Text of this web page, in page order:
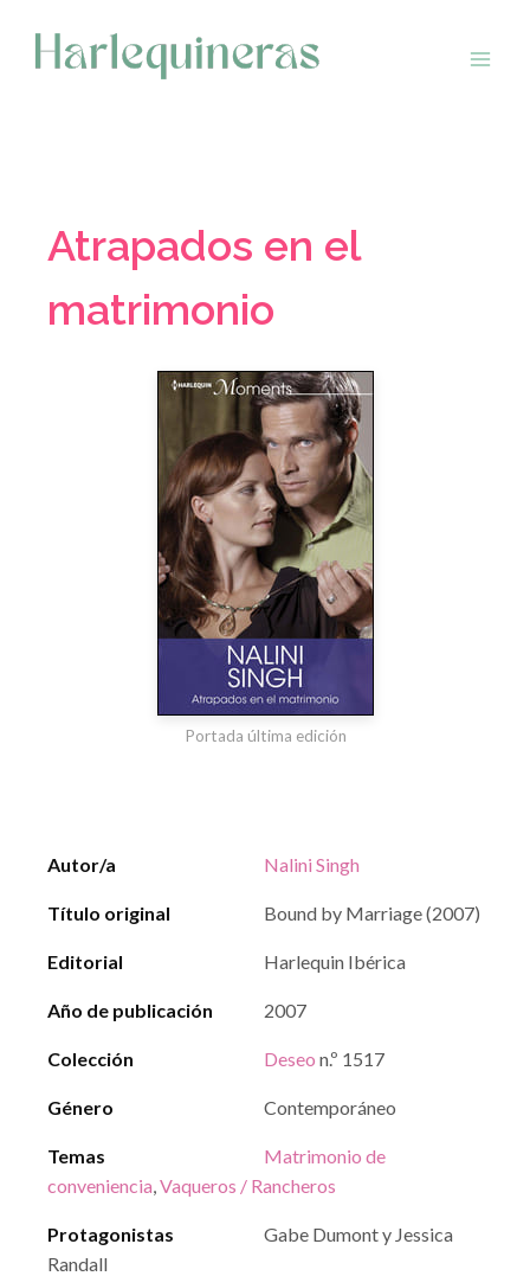
contenido
Atrapados en el
matrimonio
Autor/a Nalini Singh
Título original Bound by Marriage (2007)
Editorial Harlequin Ibérica
Año de publicación 2007
Colección Deseo n.º 1517
Género Contemporáneo
Temas
Matrimonio de
conveniencia,Vaqueros / Rancheros
Protagonistas
Gabe Dumont y Jessica
Randall
Portada última edición